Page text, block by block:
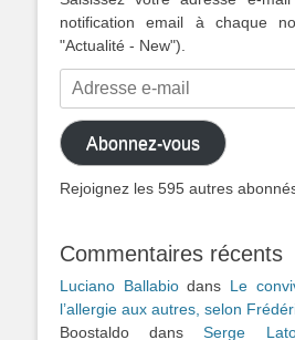
notification email à chaque
"Actualité - New").
Adresse
e-
mail
Abonnez-vous
Rejoignez les 595 autres
Commentaires récents
Luciano Ballabiodans Le
l’allergie aux autres, selon
Boostaldo dansSerge